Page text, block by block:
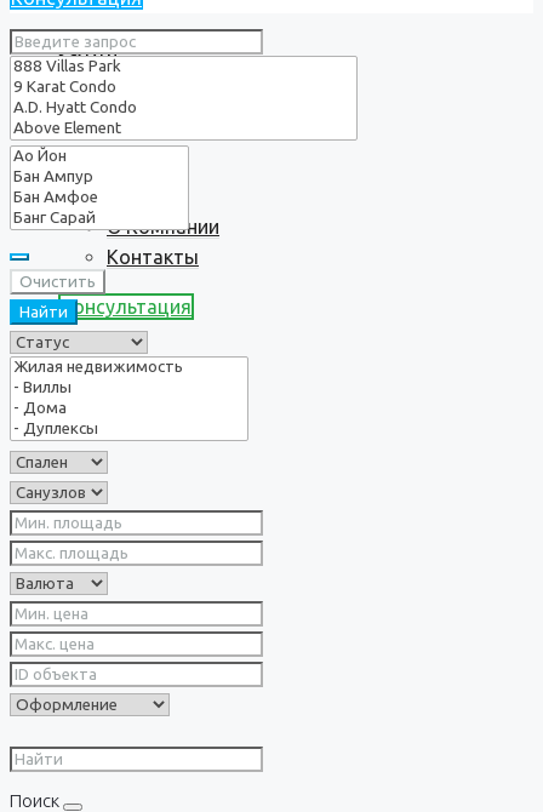
Услуги
О нас
О Компании
Контакты
Консультация
Очистить
Найти
Поиск